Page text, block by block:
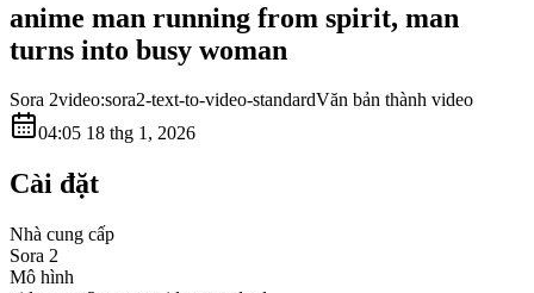
anime man running from spirit, man
turns into busy woman
Sora 2video:sora2-text-to-video-standardVăn bản thành video
04:05 18 thg 1, 2026
Cài đặt
Nhà cung cấp
Sora 2
Mô hình